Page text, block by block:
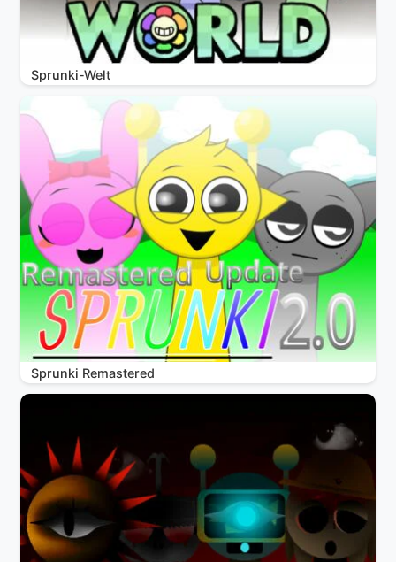
Sprunki-Welt
Sprunki Remastered